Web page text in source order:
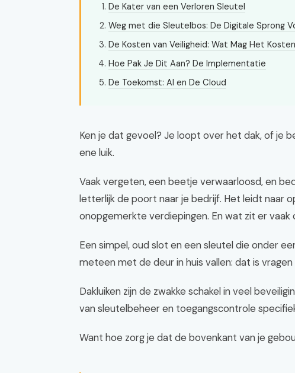
De Kater van een Verloren Sleutel
Weg met die Sleutelbos: De Digitale Sprong
De Kosten van Veiligheid: Wat Mag Het
Hoe Pak Je Dit Aan? De Implementatie
De Toekomst: AI en De Cloud
Ken je dat gevoel? Je loopt over het dak, of je
ene luik.
Vaak vergeten, een beetje verwaarloosd, en
letterlijk de poort naar je bedrijf. Het leidt naar
onopgemerkte verdiepingen. En wat zit er vaak
Een simpel, oud slot en een sleutel die onder
meteen met de deur in huis vallen: dat is
Dakluiken zijn de zwakke schakel in veel
van sleutelbeheer en toegangscontrole
Want hoe zorg je dat de bovenkant van je